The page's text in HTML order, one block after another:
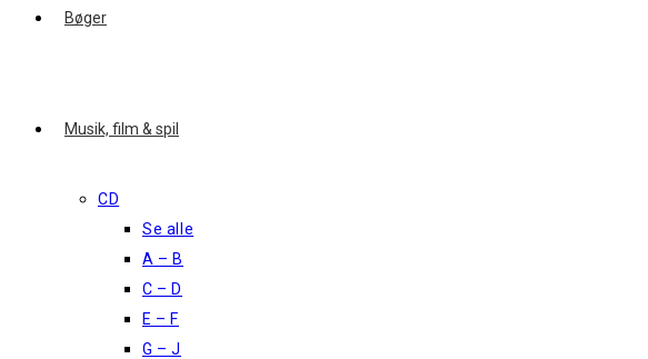
Bøger
Musik, film & spil
CD
Se alle
A – B
C – D
E – F
G – J